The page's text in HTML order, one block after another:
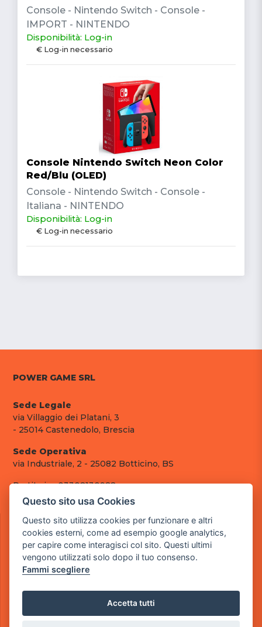
Console - Nintendo Switch - Console -
IMPORT - NINTENDO
Disponibilità: Log-in
€ Log-in necessario
Console Nintendo Switch Neon Color
Red/Blu (OLED)
Console - Nintendo Switch - Console -
Italiana - NINTENDO
Disponibilità: Log-in
€ Log-in necessario
POWER GAME SRL
Sede Legale
via Villaggio dei Platani, 3
- 25014 Castenedolo, Brescia
Sede Operativa
via Industriale, 2 - 25082 Botticino, BS
Partita iva 03308130982
Cod. SDI: RMRCWXR
CONTATTI
e-mail: info@powergame.it
tel.: +39 030 376 2377
tel.: +39 030 336 6259
pec: powergamesrl@legalmail.it
LINK UTILI
Informazioni generali
Questo sito usa Cookies
Questo sito utilizza cookies per funzionare e altri
cookies esterni, come ad esempio google analytics,
per capire come interagisci col sito. Questi ultimi
vengono utilizzati solo dopo il tuo consenso.
Fammi scegliere
Accetta tutti